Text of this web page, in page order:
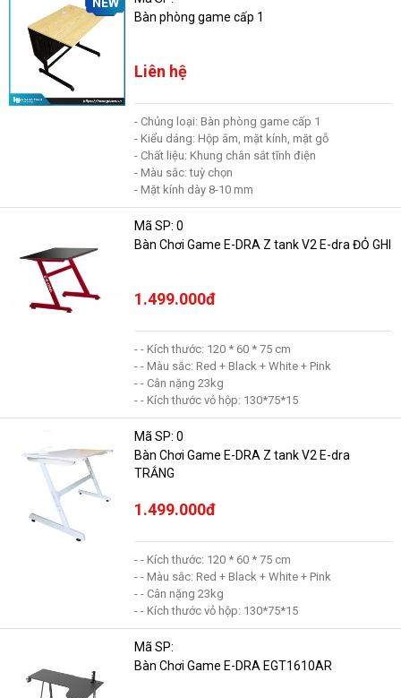
Bàn phòng game cấp 1
Liên hệ
- Chủng loại: Bàn phòng game cấp 1
- Kiểu dáng: Hộp âm, mặt kính, mặt gỗ
- Chất liệu: Khung chân sắt tĩnh điện
- Màu sắc: tuỳ chọn
- Mặt kính dày 8-10 mm
Mã SP: 0
Bàn Chơi Game E-DRA Z tank V2 E-dra ĐỎ GHI
1.499.000đ
- - Kích thước: 120 * 60 * 75 cm
- - Màu sắc: Red + Black + White + Pink
- - Cân nặng 23kg
- - Kích thước vỏ hộp: 130*75*15
Mã SP: 0
Bàn Chơi Game E-DRA Z tank V2 E-dra
TRẮNG
1.499.000đ
- - Kích thước: 120 * 60 * 75 cm
- - Màu sắc: Red + Black + White + Pink
- - Cân nặng 23kg
- - Kích thước vỏ hộp: 130*75*15
Mã SP:
Bàn Chơi Game E-DRA EGT1610AR